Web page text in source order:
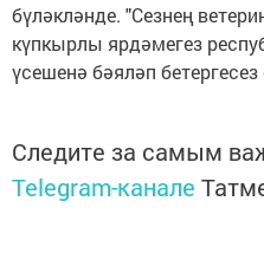
бүләкләнде. "Сезнең
күпкырлы ярдәмегез
үсешенә бәяләп
Следите за самым
Telegram-канале